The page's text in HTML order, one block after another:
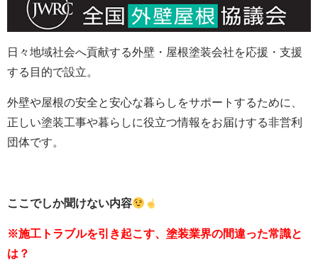
日々地域社会へ貢献する外壁・屋根塗装会社を応援・支援
する目的で設立。
外壁や屋根の安全と安心な暮らしをサポートするために、
正しい塗装工事や暮らしに役立つ情報をお届けする非営利
団体です。
ここでしか聞けない内容
※施工トラブルを引き起こす、塗装業界の間違った常識と
は？